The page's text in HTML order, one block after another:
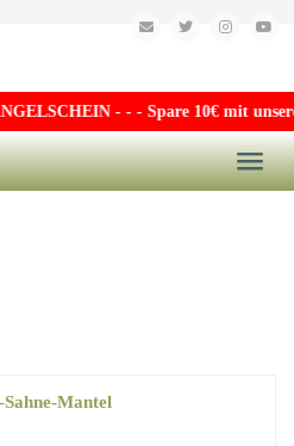
- - - Spare 10€ mit
Mantel